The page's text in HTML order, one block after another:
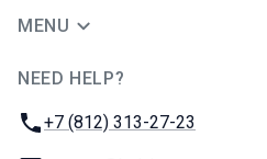
MENU
NEED HELP?
Phone:
+7 (812) 313-27-23